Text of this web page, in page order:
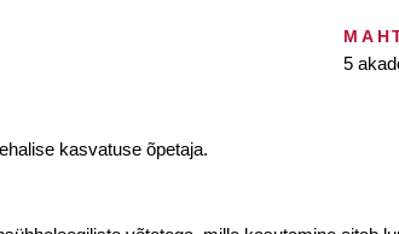
5
kasvatuse õpetaja.